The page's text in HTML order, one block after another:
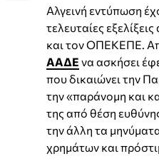
Αλγεινή εντύπωση
τελευταίες
και τον ΟΠΕΚΕΠΕ.
ΑΑΔΕ να ασκήσει
που δικαιώνει την
την «παράνομη και
της από θέση
την άλλη τα
χρημάτων και